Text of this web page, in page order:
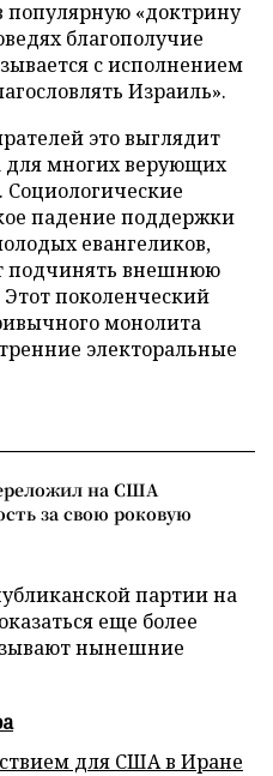
популярную «доктрину
благополучие
с исполнением
Израиль».
это выглядит
для многих верующих
Социологические
падение поддержки
евангеликов,
подчинять внешнюю
поколенческий
монолита
электоральные
на США
за свою роковую
партии на
еще более
нынешние
для США в Иране